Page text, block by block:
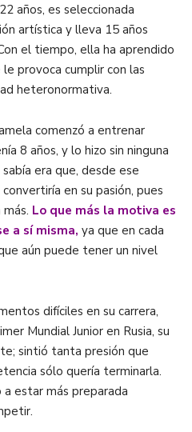
años, es seleccionada
artística y lleva 15 años
el tiempo, ella ha aprendido
provoca cumplir con las
heteronormativa.
comenzó a entrenar
8 años, y lo hizo sin ninguna
era que, desde ese
en su pasión, pues
Lo que más la motiva es
a sí misma, ya que en cada
aún puede tener un nivel
difíciles en su carrera,
Mundial Junior en Rusia, su
sintió tanta presión que
sólo quería terminarla.
estar más preparada